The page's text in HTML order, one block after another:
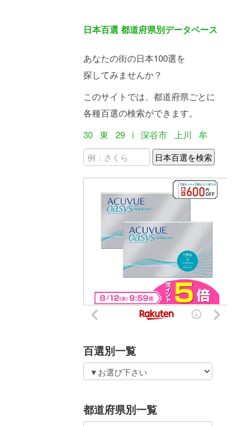
日本百選 都道府県別データベース
あなたの街の日本100選を
探してみませんか？
このサイトでは、都道府県ごとに
各種百選の検索ができます。
30 東 29 i 深谷市 上川 牟
百選別一覧
都道府県別一覧